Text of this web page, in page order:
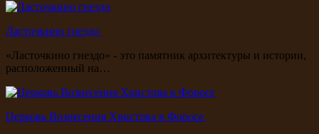
Ласточкино гнездо
«Ласточкино гнездо» - это памятник архитектуры и истории,
расположенный на…
Церковь Вознесения Христова в Форосе